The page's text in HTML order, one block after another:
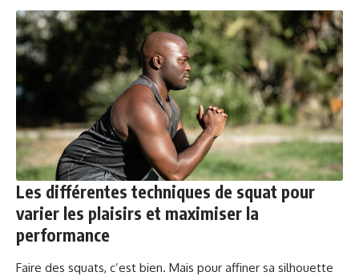
Les différentes techniques de squat pour
varier les plaisirs et maximiser la
performance
Faire des squats, c’est bien. Mais pour affiner sa silhouette